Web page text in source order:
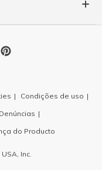
Condições de uso
do Producto
Inc.